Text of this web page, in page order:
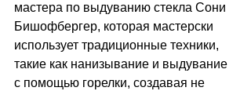
мастера по выдуванию стекла Сони
Бишофбергер, которая мастерски
использует традиционные техники,
такие как нанизывание и выдувание
с помощью горелки, создавая не